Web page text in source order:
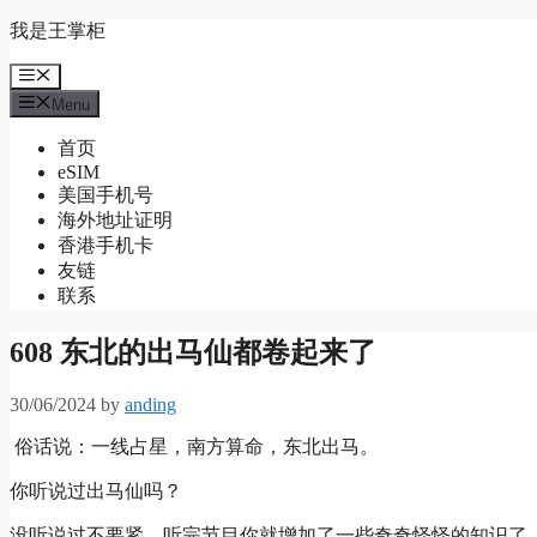
Skip
content
我是王掌柜
Menu
Menu
首页
eSIM
美国手机号
海外地址证明
香港手机卡
友链
联系
608 东北的出马仙都卷起来了
30/06/2024 by anding
俗话说：一线占星，南方算命，东北出马。
你听说过出马仙吗？